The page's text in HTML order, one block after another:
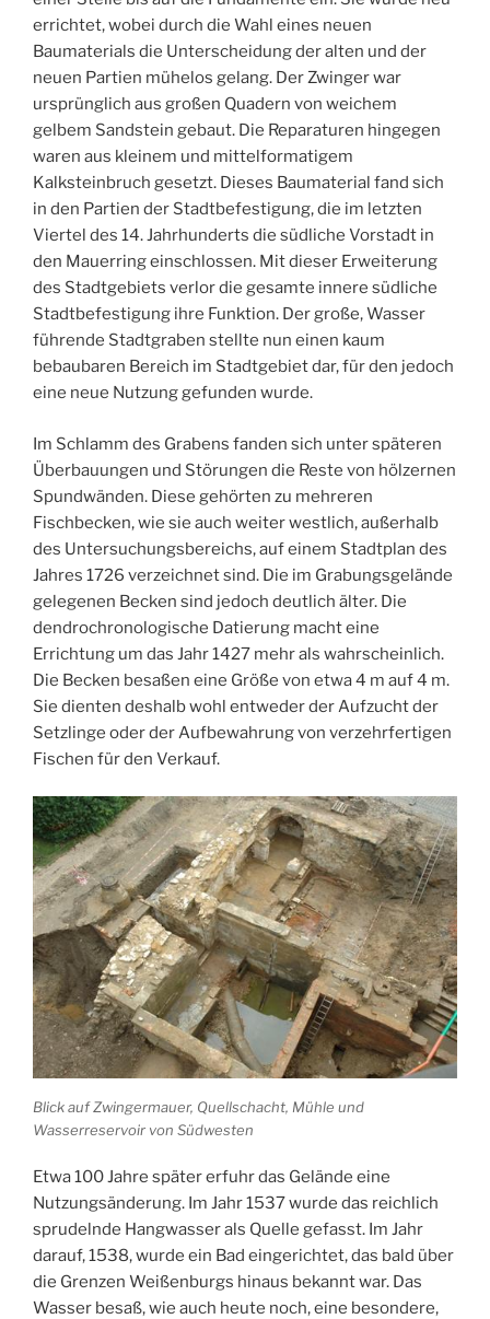
errichtet, wobei durch die Wahl eines neuen
Baumaterials die Unterscheidung der alten und der
neuen Partien mühelos gelang. Der Zwinger war
ursprünglich aus großen Quadern von weichem
gelbem Sandstein gebaut. Die Reparaturen hingegen
waren aus kleinem und mittelformatigem
Kalksteinbruch gesetzt. Dieses Baumaterial fand sich
in den Partien der Stadtbefestigung, die im letzten
Viertel des 14. Jahrhunderts die südliche Vorstadt in
den Mauerring einschlossen. Mit dieser Erweiterung
des Stadtgebiets verlor die gesamte innere südliche
Stadtbefestigung ihre Funktion. Der große, Wasser
führende Stadtgraben stellte nun einen kaum
bebaubaren Bereich im Stadtgebiet dar, für den jedoch
eine neue Nutzung gefunden wurde.
Im Schlamm des Grabens fanden sich unter späteren
Überbauungen und Störungen die Reste von hölzernen
Spundwänden. Diese gehörten zu mehreren
Fischbecken, wie sie auch weiter westlich, außerhalb
des Untersuchungsbereichs, auf einem Stadtplan des
Jahres 1726 verzeichnet sind. Die im Grabungsgelände
gelegenen Becken sind jedoch deutlich älter. Die
dendrochronologische Datierung macht eine
Errichtung um das Jahr 1427 mehr als wahrscheinlich.
Die Becken besaßen eine Größe von etwa 4 m auf 4 m.
Sie dienten deshalb wohl entweder der Aufzucht der
Setzlinge oder der Aufbewahrung von verzehrfertigen
Fischen für den Verkauf.
Blick auf Zwingermauer, Quellschacht, Mühle und
Wasserreservoir von Südwesten
Etwa 100 Jahre später erfuhr das Gelände eine
Nutzungsänderung. Im Jahr 1537 wurde das reichlich
sprudelnde Hangwasser als Quelle gefasst. Im Jahr
darauf, 1538, wurde ein Bad eingerichtet, das bald über
die Grenzen Weißenburgs hinaus bekannt war. Das
Wasser besaß, wie auch heute noch, eine besondere,